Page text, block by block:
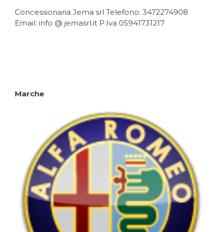
articoli
Concessionaria Jema srl Telefono: 3472274908
Email: info @ jemasrl.it P.Iva 05941731217
Marche